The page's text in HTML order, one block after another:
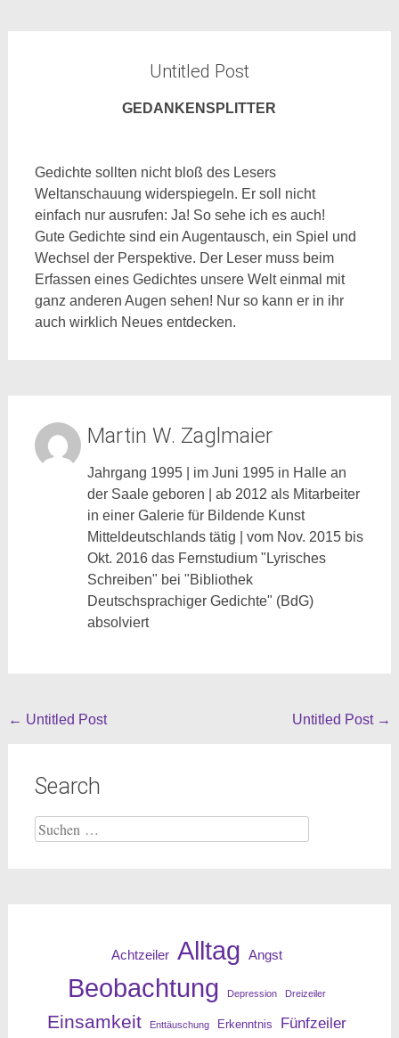
Untitled Post
GEDANKENSPLITTER
Gedichte sollten nicht bloß des Lesers
Weltanschauung widerspiegeln. Er soll nicht
einfach nur ausrufen: Ja! So sehe ich es auch!
Gute Gedichte sind ein Augentausch, ein Spiel und
Wechsel der Perspektive. Der Leser muss beim
Erfassen eines Gedichtes unsere Welt einmal mit
ganz anderen Augen sehen! Nur so kann er in ihr
auch wirklich Neues entdecken.
Martin W. Zaglmaier
Jahrgang 1995 | im Juni 1995 in Halle an
der Saale geboren | ab 2012 als Mitarbeiter
in einer Galerie für Bildende Kunst
Mitteldeutschlands tätig | vom Nov. 2015 bis
Okt. 2016 das Fernstudium "Lyrisches
Schreiben" bei "Bibliothek
Deutschsprachiger Gedichte" (BdG)
absolviert
Beitragsnavigation
← Untitled Post Untitled Post →
Search
Suche
nach:
Achtzeiler Alltag Angst
Beobachtung Depression Dreizeiler
Einsamkeit Enttäuschung Erkenntnis Fünfzeiler